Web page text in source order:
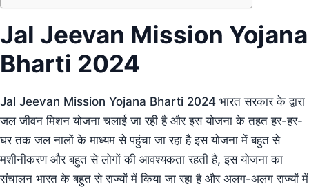
Jal Jeevan Mission Yojana
Bharti 2024
Jal Jeevan Mission Yojana Bharti 2024 भारत सरकार के द्वारा
जल जीवन मिशन योजना चलाई जा रही है और इस योजना के तहत हर-हर-
घर तक जल नालों के माध्यम से पहुंचा जा रहा है इस योजना में बहुत से
मशीनीकरण और बहुत से लोगों की आवश्यकता रहती है, इस योजना का
संचालन भारत के बहुत से राज्यों में किया जा रहा है और अलग-अलग राज्यों में